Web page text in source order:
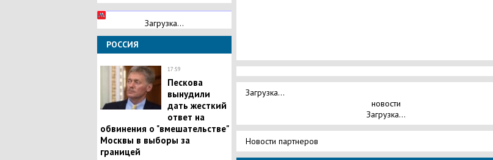
Загрузка...
РОССИЯ
17:59
Пескова
вынудили
дать жесткий
ответ на
обвинения о "вмешательстве"
Москвы в выборы за
границей
Загрузка...
новости
Загрузка...
Новости партнеров